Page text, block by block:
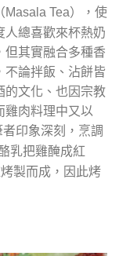
Masala Tea），使
人總喜歡來杯熱奶
但其實融合多種香
不論拌飯、沾餅皆
的文化、也因宗教
雞肉料理中又以
印象深刻，烹調
乳把雞醃成紅
製而成，因此烤